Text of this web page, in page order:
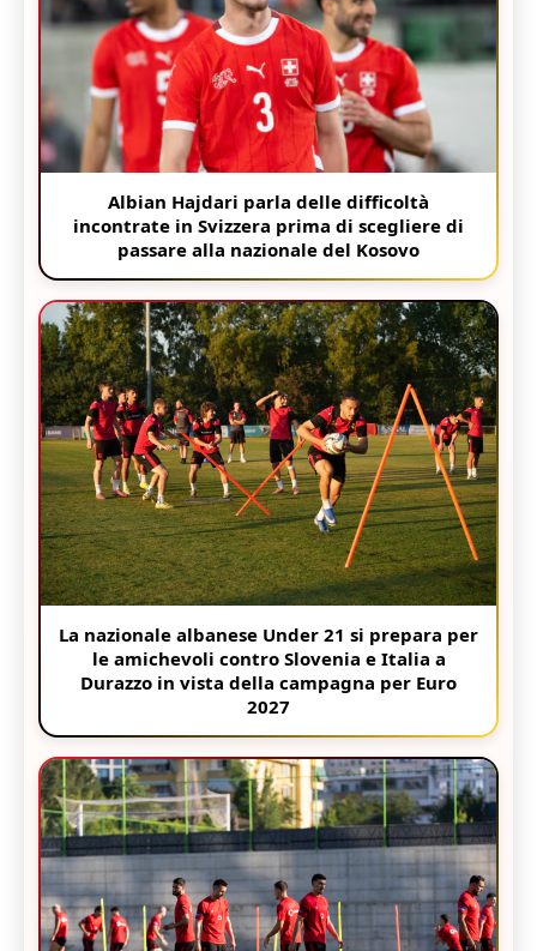
Albian Hajdari parla delle difficoltà
incontrate in Svizzera prima di scegliere di
passare alla nazionale del Kosovo
La nazionale albanese Under 21 si prepara per
le amichevoli contro Slovenia e Italia a
Durazzo in vista della campagna per Euro
2027